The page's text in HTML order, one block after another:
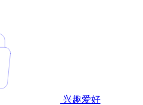
兴趣爱好